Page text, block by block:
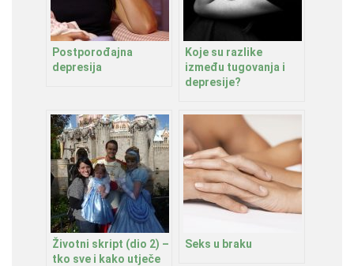
Postporođajna
depresija
Koje su razlike
između tugovanja i
depresije?
Životni skript (dio 2) –
tko sve i kako utječe
Seks u braku